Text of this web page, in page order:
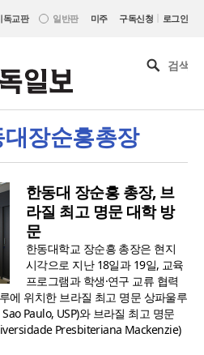
독교판 일반판 미주 구독신청 | 로그인
장순흥총장
한동대 장순흥 총장, 브
라질 최고 명문 대학 방
문
한동대학교 장순흥 총장은 현지
시각으로 지난 18일과 19일, 교육
프로그램과 학생·연구 교류 협력
에 위치한 브라질 최고 명문 상파울루
Paulo, USP)와 브라질 최고 명문
Presbiteriana Mackenzie)